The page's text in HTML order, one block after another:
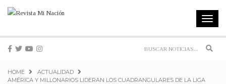
Toggle
HOME
ACTUALIDAD
AMÉRICA Y MILLONARIOS LIDERAN LOS CUADRANGULARES DE LA LIGA